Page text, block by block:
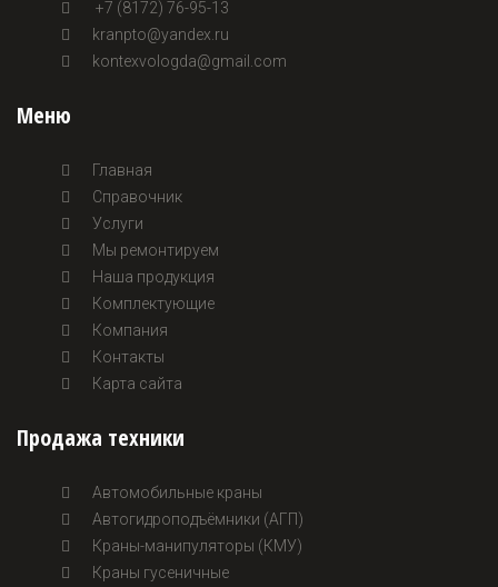
+7 (8172) 76-95-13
kranpto@yandex.ru
kontexvologda@gmail.com
Меню
Главная
Справочник
Услуги
Мы ремонтируем
Наша продукция
Комплектующие
Компания
Контакты
Карта сайта
Продажа техники
Автомобильные краны
Автогидроподъёмники (АГП)
Краны-манипуляторы (КМУ)
Краны гусеничные